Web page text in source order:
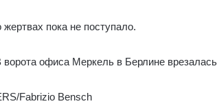
пока не поступало.
Fabrizio Bensch